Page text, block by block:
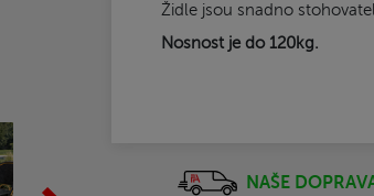
Židle jsou snadno
Nosnost je do 120kg.
NAŠE